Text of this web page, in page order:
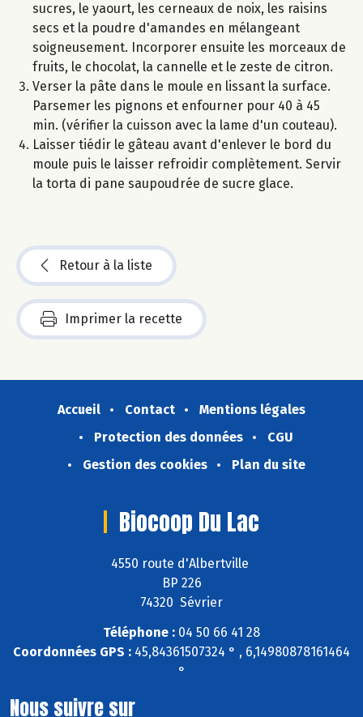
sucres, le yaourt, les cerneaux de noix, les raisins
secs et la poudre d'amandes en mélangeant
soigneusement. Incorporer ensuite les morceaux de
fruits, le chocolat, la cannelle et le zeste de citron.
Verser la pâte dans le moule en lissant la surface.
Parsemer les pignons et enfourner pour 40 à 45
min. (vérifier la cuisson avec la lame d'un couteau).
Laisser tiédir le gâteau avant d'enlever le bord du
moule puis le laisser refroidir complètement. Servir
la torta di pane saupoudrée de sucre glace.
Retour à la liste
Imprimer la recette
Accueil Contact
Mentions légales
Protection des données
CGU
Gestion des cookies
Plan du site
Biocoop Du Lac
4550 route d'Albertville
BP 226
74320 Sévrier
Téléphone : 04 50 66 41 28
Coordonnées GPS : 45,84361507324 ° , 6,14980878161464
°
Nous suivre sur